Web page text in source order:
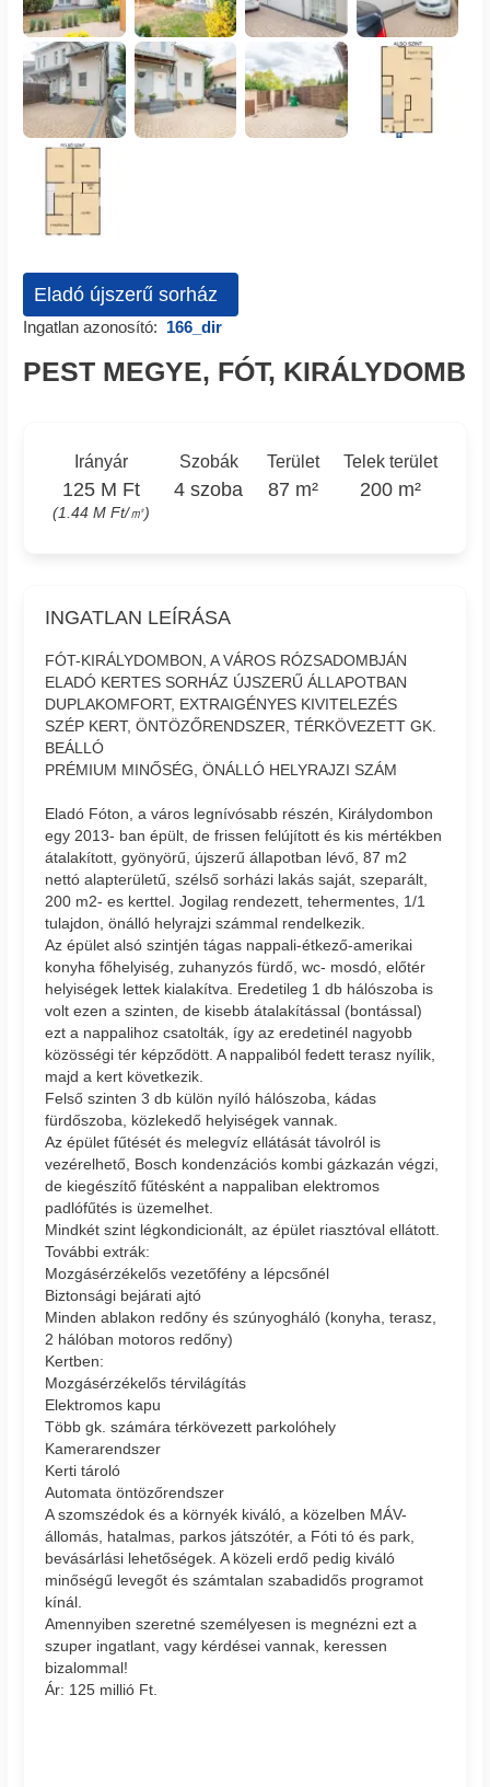
Eladó újszerű sorház
Ingatlan azonosító: 166_dir
PEST MEGYE, FÓT, KIRÁLYDOMB
Irányár
125 M Ft
(1.44 M Ft/㎡)
Szobák
4 szoba
Terület
87 m²
Telek terület
200 m²
INGATLAN LEÍRÁSA
FÓT-KIRÁLYDOMBON, A VÁROS RÓZSADOMBJÁN
ELADÓ KERTES SORHÁZ ÚJSZERŰ ÁLLAPOTBAN
DUPLAKOMFORT, EXTRAIGÉNYES KIVITELEZÉS
SZÉP KERT, ÖNTÖZŐRENDSZER, TÉRKÖVEZETT GK.
BEÁLLÓ
PRÉMIUM MINŐSÉG, ÖNÁLLÓ HELYRAJZI SZÁM
Eladó Fóton, a város legnívósabb részén, Királydombon
egy 2013- ban épült, de frissen felújított és kis mértékben
átalakított, gyönyörű, újszerű állapotban lévő, 87 m2
nettó alapterületű, szélső sorházi lakás saját, szeparált,
200 m2- es kerttel. Jogilag rendezett, tehermentes, 1/1
tulajdon, önálló helyrajzi számmal rendelkezik.
Az épület alsó szintjén tágas nappali-étkező-amerikai
konyha főhelyiség, zuhanyzós fürdő, wc- mosdó, előtér
helyiségek lettek kialakítva. Eredetileg 1 db hálószoba is
volt ezen a szinten, de kisebb átalakítással (bontással)
ezt a nappalihoz csatolták, így az eredetinél nagyobb
közösségi tér képződött. A nappaliból fedett terasz nyílik,
majd a kert következik.
Felső szinten 3 db külön nyíló hálószoba, kádas
fürdőszoba, közlekedő helyiségek vannak.
Az épület fűtését és melegvíz ellátását távolról is
vezérelhető, Bosch kondenzációs kombi gázkazán végzi,
de kiegészítő fűtésként a nappaliban elektromos
padlófűtés is üzemelhet.
Mindkét szint légkondicionált, az épület riasztóval ellátott.
További extrák:
Mozgásérzékelős vezetőfény a lépcsőnél
Biztonsági bejárati ajtó
Minden ablakon redőny és szúnyogháló (konyha, terasz,
2 hálóban motoros redőny)
Kertben:
Mozgásérzékelős térvilágítás
Elektromos kapu
Több gk. számára térkövezett parkolóhely
Kamerarendszer
Kerti tároló
Automata öntözőrendszer
A szomszédok és a környék kiváló, a közelben MÁV-
állomás, hatalmas, parkos játszótér, a Fóti tó és park,
bevásárlási lehetőségek. A közeli erdő pedig kiváló
minőségű levegőt és számtalan szabadidős programot
kínál.
Amennyiben szeretné személyesen is megnézni ezt a
szuper ingatlant, vagy kérdései vannak, keressen
bizalommal!
Ár: 125 millió Ft.